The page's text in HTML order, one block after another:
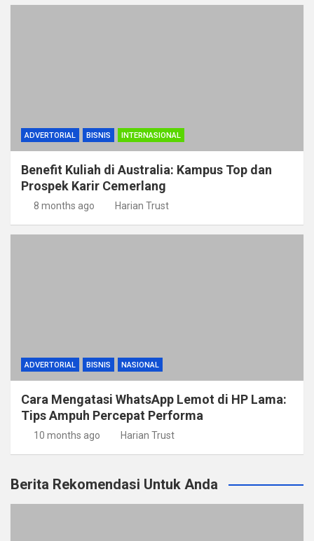
ADVERTORIAL BISNIS INTERNASIONAL
Benefit Kuliah di Australia: Kampus Top dan
Prospek Karir Cemerlang
8 months ago Harian Trust
ADVERTORIAL BISNIS NASIONAL
Cara Mengatasi WhatsApp Lemot di HP Lama:
Tips Ampuh Percepat Performa
10 months ago Harian Trust
Berita Rekomendasi Untuk Anda